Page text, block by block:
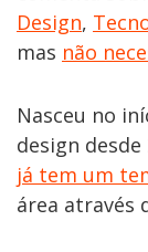
Design,
mas não
Nasceu no
design
já tem um
área através